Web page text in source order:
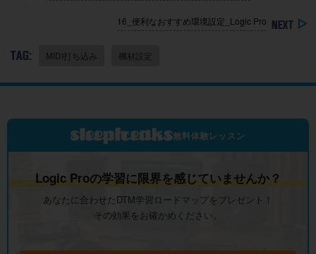
16_便利なおすすめ環境設定_Logic Pro
TAG: MIDI打ち込み 機材設定
無料体験レッスン
Logic Proの学習に限界を感じていませんか？
あなたに合わせたDTM学習ロードマップをプレゼント！
その効果をお確かめください。